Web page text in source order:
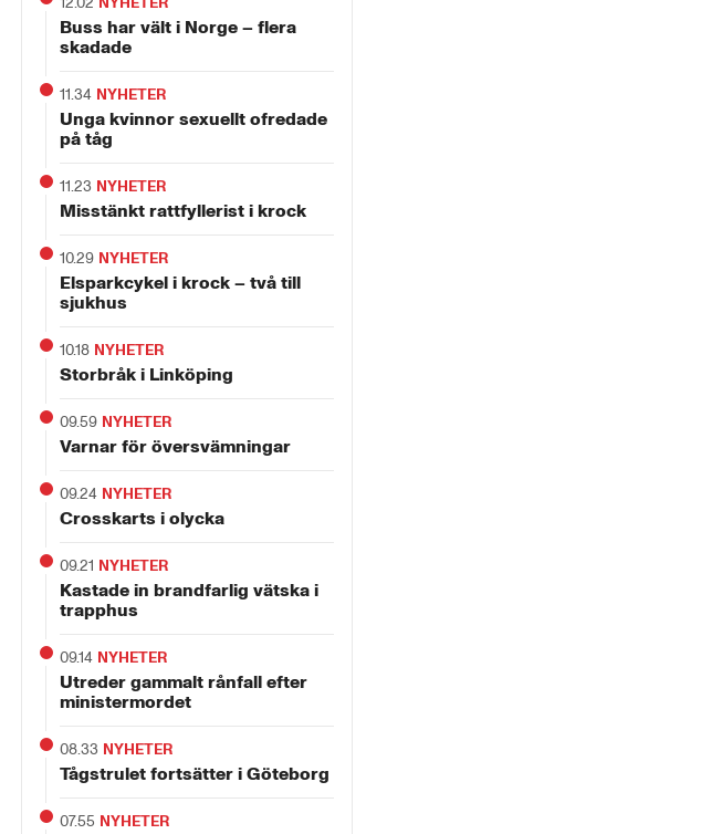
Buss har vält i Norge – flera
skadade
11.34 NYHETER
Unga kvinnor sexuellt ofredade
på tåg
11.23 NYHETER
Misstänkt rattfyllerist i krock
10.29 NYHETER
Elsparkcykel i krock – två till
sjukhus
10.18 NYHETER
Storbråk i Linköping
09.59 NYHETER
Varnar för översvämningar
09.24 NYHETER
Crosskarts i olycka
09.21 NYHETER
Kastade in brandfarlig vätska i
trapphus
09.14 NYHETER
Utreder gammalt rånfall efter
ministermordet
08.33 NYHETER
Tågstrulet fortsätter i Göteborg
07.55 NYHETER